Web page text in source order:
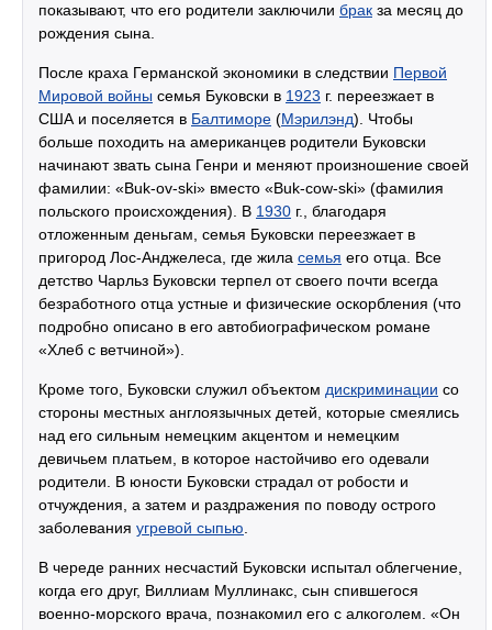
показывают, что его родители заключили брак за месяц до
рождения сына.
После краха Германской экономики в следствии Первой
Мировой войны семья Буковски в 1923 г. переезжает в
США и поселяется в Балтиморе (Мэрилэнд). Чтобы
больше походить на американцев родители Буковски
начинают звать сына Генри и меняют произношение своей
фамилии: «Buk-ov-ski» вместо «Buk-cow-ski» (фамилия
польского происхождения). В 1930 г., благодаря
отложенным деньгам, семья Буковски переезжает в
пригород Лос-Анджелеса, где жила семья его отца. Все
детство Чарльз Буковски терпел от своего почти всегда
безработного отца устные и физические оскорбления (что
подробно описано в его автобиографическом романе
«Хлеб с ветчиной»).
Кроме того, Буковски служил объектом дискриминации со
стороны местных англоязычных детей, которые смеялись
над его сильным немецким акцентом и немецким
девичьем платьем, в которое настойчиво его одевали
родители. В юности Буковски страдал от робости и
отчуждения, а затем и раздражения по поводу острого
заболевания угревой сыпью
В череде ранних несчастий Буковски испытал облегчение,
когда его друг, Виллиам Муллинакс, сын спившегося
военно-морского врача, познакомил его с алкоголем. «Он